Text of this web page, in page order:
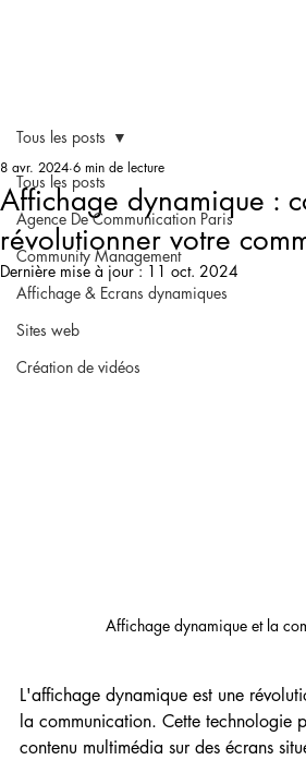
Tous les posts
Agence De Communication Paris
Community Management
Affichage & Ecrans dynamiques
Sites web
Création de vidéos
Tous les posts
Affichage dynamique :
révolutionner votre
8 avr. 2024 6 min de lecture
Dernière mise à jour : 11 oct. 2024
Affichage dynamique et la
L'affichage dynamique est une
la communication. Cette technologie
contenu multimédia sur des écrans